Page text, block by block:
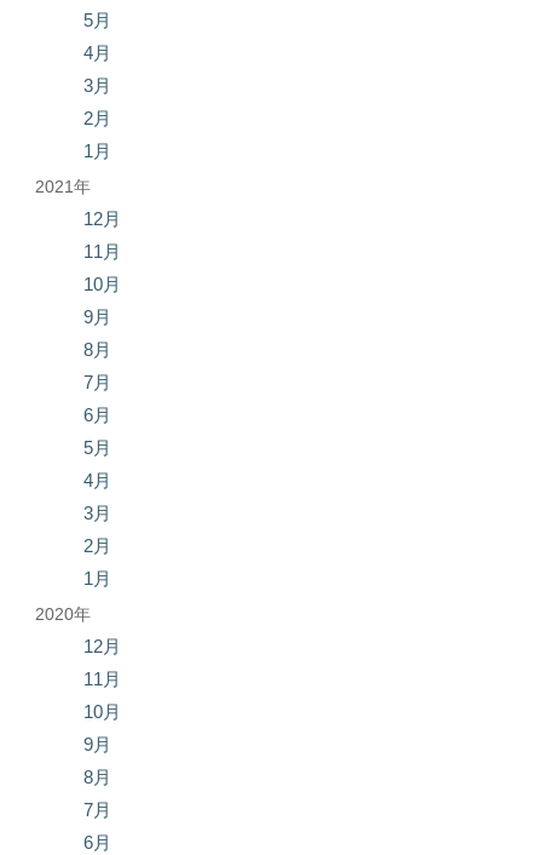
5月
4月
3月
2月
1月
2021年
12月
11月
10月
9月
8月
7月
6月
5月
4月
3月
2月
1月
2020年
12月
11月
10月
9月
8月
7月
6月